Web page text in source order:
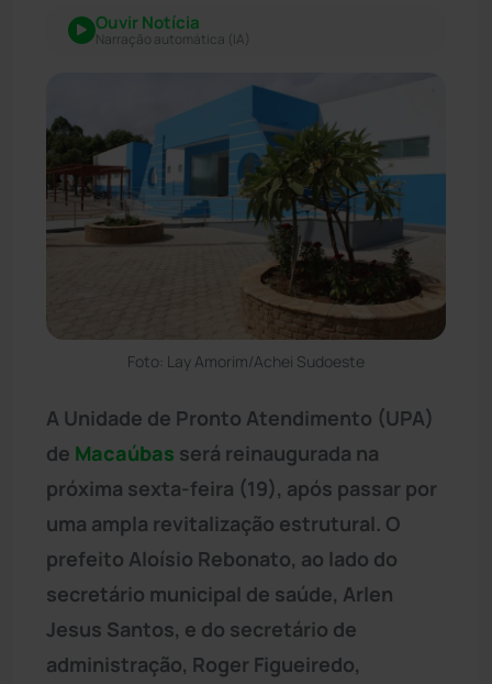
Ouvir Notícia
Narração automática (IA)
Foto: Lay Amorim/Achei Sudoeste
A Unidade de Pronto Atendimento (UPA)
de Macaúbas será reinaugurada na
próxima sexta-feira (19), após passar por
uma ampla revitalização estrutural. O
prefeito Aloísio Rebonato, ao lado do
secretário municipal de saúde, Arlen
Jesus Santos, e do secretário de
administração, Roger Figueiredo,